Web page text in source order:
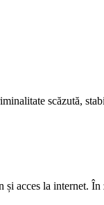
scăzută,
acces la internet.